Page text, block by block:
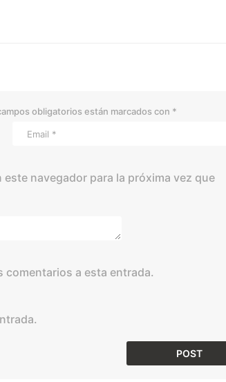
obligatorios están marcados con *
navegador para la próxima vez que
a esta entrada.